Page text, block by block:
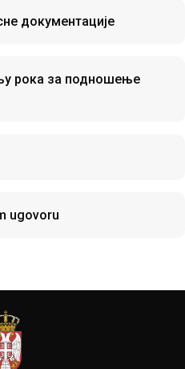
документације
рока за подношење
ugovoru